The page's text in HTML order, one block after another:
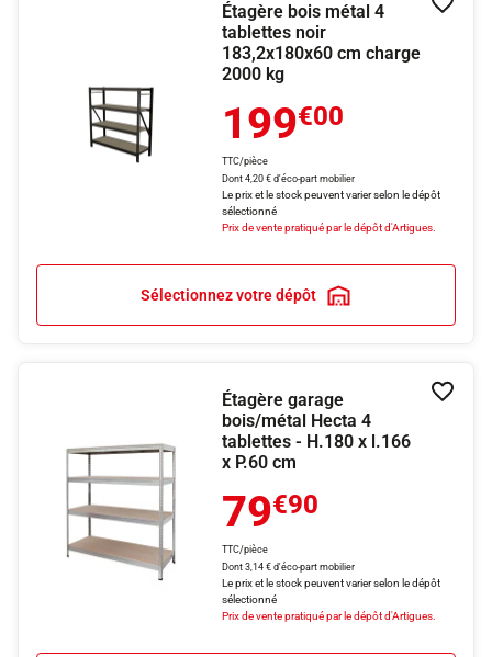
Étagère bois métal 4
tablettes noir
183,2x180x60 cm charge
2000 kg
199€00
TTC/pièce
Dont 4,20 € d'éco-part mobilier
Le prix et le stock peuvent varier selon le dépôt
sélectionné
Prix de vente pratiqué par le dépôt d'Artigues.
Sélectionnez votre dépôt
Étagère garage
bois/métal Hecta 4
tablettes - H.180 x l.166
x P.60 cm
79€90
TTC/pièce
Dont 3,14 € d'éco-part mobilier
Le prix et le stock peuvent varier selon le dépôt
sélectionné
Prix de vente pratiqué par le dépôt d'Artigues.